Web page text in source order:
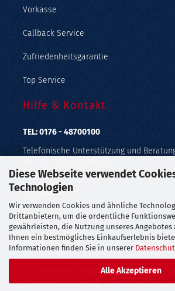
Diese Webseite verwendet
Technologien
Wir verwenden Cookies und ähnliche
Drittanbietern, um die ordentliche
gewährleisten, die Nutzung unseres Angebotes
Ihnen ein bestmögliches Einkaufserlebnis
Informationen finden Sie in unserer
Alle Akzeptieren
Vorkasse
Callback Service
Zufriedenheitsgarantie
Top Service
Hilfe & Kontakt
TEL: 0176 - 48700100
Telefonische Unterstützung und
Geprüfter Online Shop mit Geld-zurück-
Callback Service
Merkzettel
Kontaktformular
Alle Preise verstehen sich inklusive
Mehrwertsteuer, zzgl.Versandkosten